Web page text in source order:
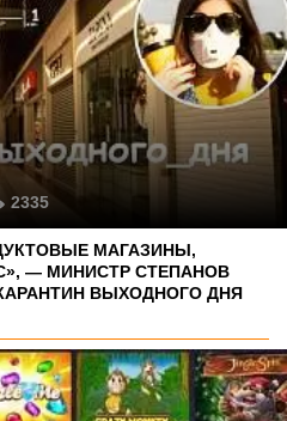
МАГАЗИНЫ,
— МИНИСТР СТЕПАНОВ
ВЫХОДНОГО ДНЯ
2335